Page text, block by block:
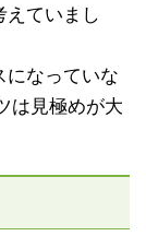
えていまし
になっていな
は見極めが大